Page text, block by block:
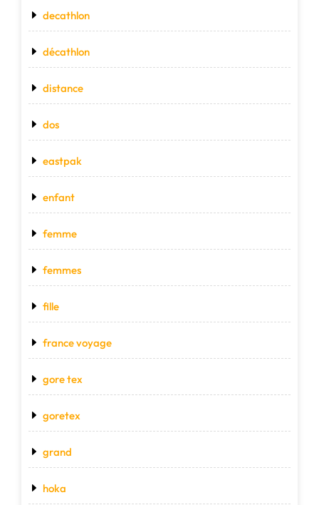
decathlon
décathlon
distance
dos
eastpak
enfant
femme
femmes
fille
france voyage
gore tex
goretex
grand
hoka